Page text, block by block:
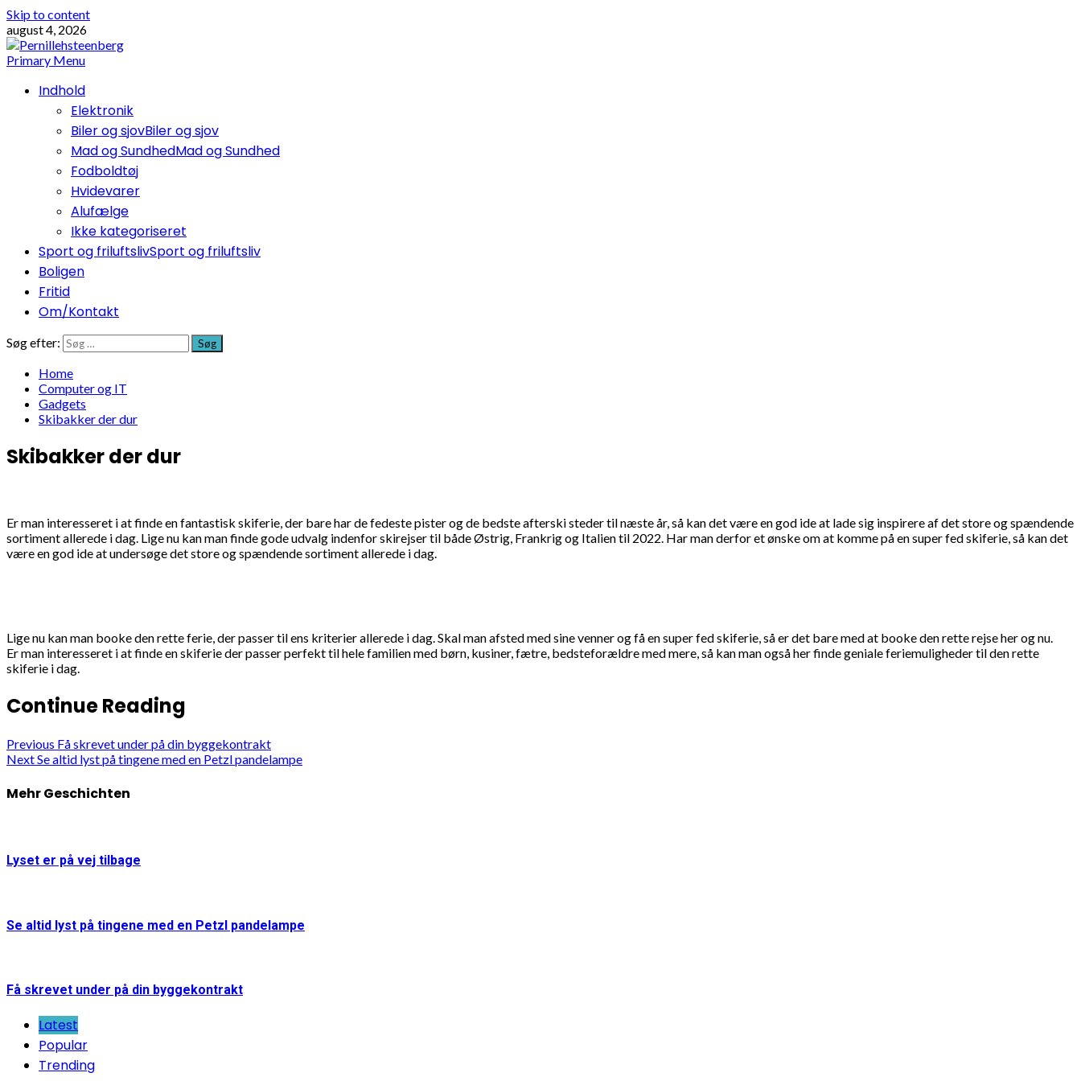
Skip to content
august 4, 2026
Primary Menu
Indhold
Elektronik
Biler og sjovBiler og sjov
Mad og SundhedMad og Sundhed
Fodboldtøj
Hvidevarer
Alufælge
Ikke kategoriseret
Sport og friluftslivSport og friluftsliv
Boligen
Fritid
Om/Kontakt
Søg efter:
Home
Computer og IT
Gadgets
Skibakker der dur
Skibakker der dur
Er man interesseret i at finde en fantastisk skiferie, der bare har de fedeste pister og de bedste afterski steder til næste år, så kan det være en god ide at lade sig inspirere af det store og spændende
sortiment allerede i dag. Lige nu kan man finde gode udvalg indenfor skirejser til både Østrig, Frankrig og Italien til 2022. Har man derfor et ønske om at komme på en super fed skiferie, så kan det
være en god ide at undersøge det store og spændende sortiment allerede i dag.
Lige nu kan man booke den rette ferie, der passer til ens kriterier allerede i dag. Skal man afsted med sine venner og få en super fed skiferie, så er det bare med at booke den rette rejse her og nu.
Er man interesseret i at finde en skiferie der passer perfekt til hele familien med børn, kusiner, fætre, bedsteforældre med mere, så kan man også her finde geniale feriemuligheder til den rette
skiferie i dag.
Continue Reading
Previous Få skrevet under på din byggekontrakt
NextSe altid lyst på tingene med en Petzl pandelampe
Mehr Geschichten
Lyset er på vej tilbage
Se altid lyst på tingene med en Petzl pandelampe
Få skrevet under på din byggekontrakt
Latest
Popular
Trending